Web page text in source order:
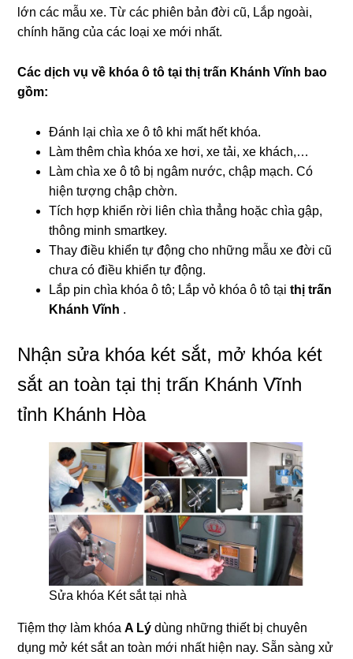
lớn các mẫu xe. Từ các phiên bản đời cũ, Lắp ngoài,
chính hãng của các loại xe mới nhất.
Các dịch vụ về khóa ô tô tại thị trấn Khánh Vĩnh bao
gồm:
Đánh lại chìa xe ô tô khi mất hết khóa.
Làm thêm chìa khóa xe hơi, xe tải, xe khách,…
Làm chìa xe ô tô bị ngâm nước, chập mạch. Có
hiện tượng chập chờn.
Tích hợp khiển rời liên chìa thẳng hoặc chìa gập,
thông minh smartkey.
Thay điều khiển tự động cho những mẫu xe đời cũ
chưa có điều khiển tự động.
Lắp pin chìa khóa ô tô; Lắp vỏ khóa ô tô tạithị trấn
Khánh Vĩnh .
Nhận sửa khóa két sắt, mở khóa két
sắt an toàn tại thị trấn Khánh Vĩnh
tỉnh Khánh Hòa
Sửa khóa Két sắt tại nhà
Tiệm thợ làm khóaA Lý dùng những thiết bị chuyên
dụng mở két sắt an toàn mới nhất hiện nay. Sẵn sàng xử